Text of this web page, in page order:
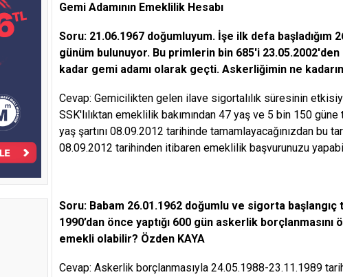
Gemi Adamının Emeklilik Hesabı
Soru: 21.06.1967 doğumluyum. İşe ilk defa
günüm bulunuyor. Bu primlerin bin 685'i
kadar gemi adamı olarak geçti. Askerliğimin ne
Cevap: Gemicilikten gelen ilave sigortalılık süresinin
SSK'lılıktan emeklilik bakımından 47 yaş ve 5 bin 150
yaş şartını 08.09.2012 tarihinde tamamlayacağınızdan bu
08.09.2012 tarihinden itibaren emeklilik başvurunuzu
Soru: Babam 26.01.1962 doğumlu ve sigorta başlangıç
1990’dan önce yaptığı 600 gün askerlik
emekli olabilir? Özden KAYA
Cevap: Askerlik borçlanmasıyla 24.05.1988-23.11.1989